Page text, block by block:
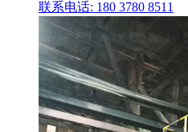
联系电话: 180 3780 8511